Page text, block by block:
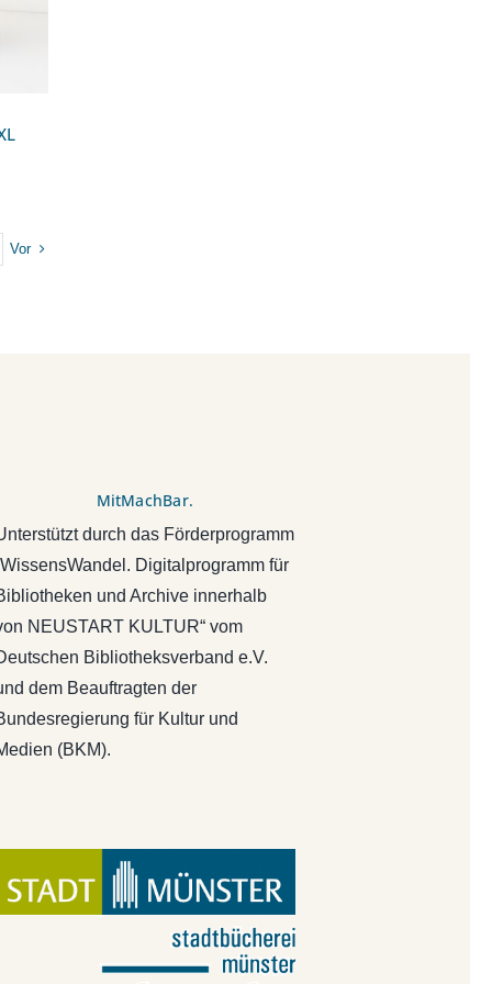
Vor
MitMachBar.
durch das Förderprogramm
Digitalprogramm für
und Archive innerhalb
NEUSTART KULTUR“ vom
Bibliotheksverband e.V.
dem Beauftragten der
für Kultur und
(BKM).